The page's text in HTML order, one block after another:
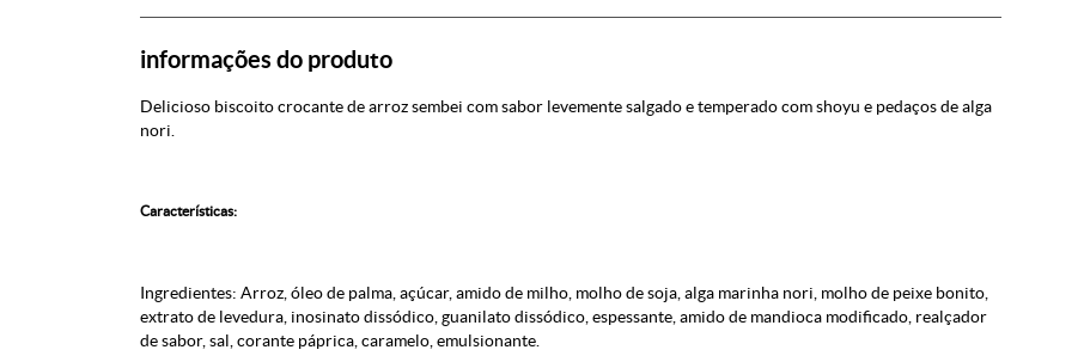
informações do produto
Delicioso biscoito crocante de arroz sembei com sabor levemente salgado e temperado com shoyu e pedaços de alga
nori.
Características:
Ingredientes: Arroz, óleo de palma, açúcar, amido de milho, molho de soja, alga marinha nori, molho de peixe bonito,
extrato de levedura, inosinato dissódico, guanilato dissódico, espessante, amido de mandioca modificado, realçador
de sabor, sal, corante páprica, caramelo, emulsionante.